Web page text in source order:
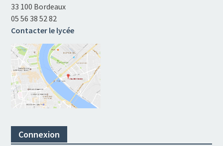
33 100 Bordeaux
05 56 38 52 82
Contacter le lycée
Connexion